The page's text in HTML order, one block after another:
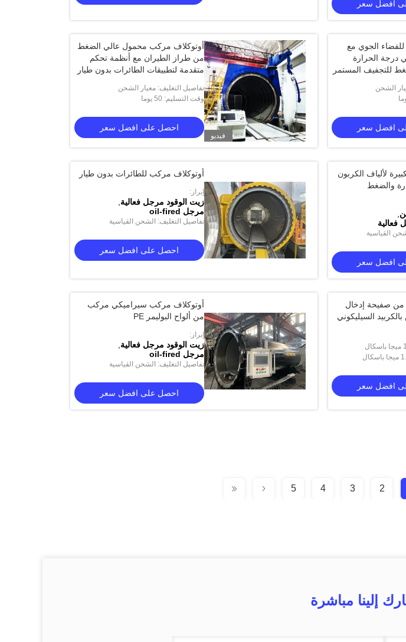
افضل سعر
الجوي مع
درجة الحرارة
للتجفيف المستمر
الشحن
افضل سعر
فيديو
أوتوكلاف مركب محمول عالي الضغط
من طراز الطيران مع أنظمة تحكم
متقدمة لتطبيقات الطائرات بدون طيار
تفاصيل التغليف: معيار الشحن
وقت التسليم: 50 يوما
احصل على افضل سعر
لألياف الكربون
والضغط
فعالية
القياسية
افضل سعر
أوتوكلاف مركب للطائرات بدون طيار
إبراز:
زيت الوقود مرجل فعالية
مرجل oil-fired
تفاصيل التغليف: الشحن القياسية
احصل على افضل سعر
صفيحة إدخال
السيليكوني
افضل سعر
أوتوكلاف مركب سيراميكي مركب
من ألواح البوليمر PE
إبراز:
زيت الوقود مرجل فعالية
مرجل oil-fired
تفاصيل التغليف: الشحن القياسية
احصل على افضل سعر
2
3
4
5
إلينا مباشرة